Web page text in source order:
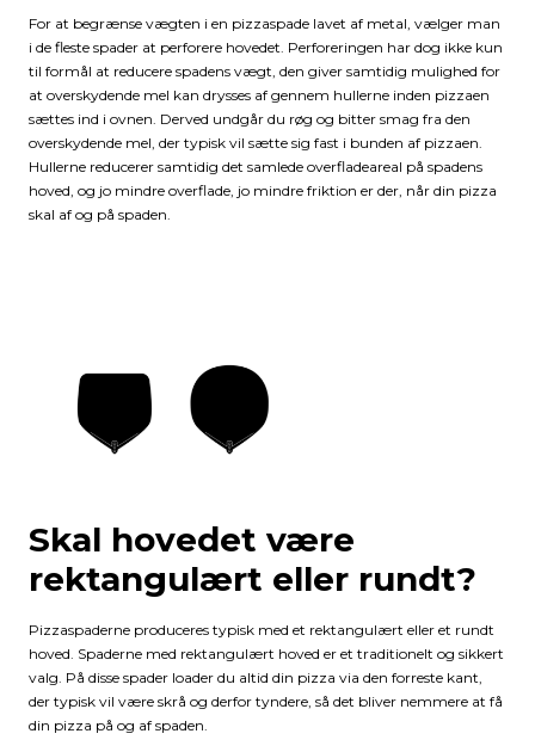
For at begrænse vægten i en pizzaspade lavet af metal, vælger man
i de fleste spader at perforere hovedet. Perforeringen har dog ikke kun
til formål at reducere spadens vægt, den giver samtidig mulighed for
at overskydende mel kan drysses af gennem hullerne inden pizzaen
sættes ind i ovnen. Derved undgår du røg og bitter smag fra den
overskydende mel, der typisk vil sætte sig fast i bunden af pizzaen.
Hullerne reducerer samtidig det samlede overfladeareal på spadens
hoved, og jo mindre overflade, jo mindre friktion er der, når din pizza
skal af og på spaden.
Skal hovedet være
rektangulært eller rundt?
Pizzaspaderne produceres typisk med et rektangulært eller et rundt
hoved. Spaderne med rektangulært hoved er et traditionelt og sikkert
valg. På disse spader loader du altid din pizza via den forreste kant,
der typisk vil være skrå og derfor tyndere, så det bliver nemmere at få
din pizza på og af spaden.